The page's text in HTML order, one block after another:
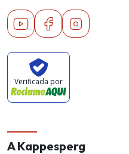
YoutubeFacebookInstagram
Verificada por
A Kappesperg